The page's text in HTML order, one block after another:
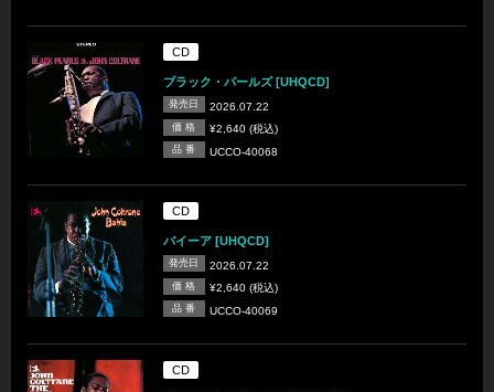
CD
ブラック・パールズ [UHQCD]
発売日 2026.07.22
価 格 ¥2,640 (税込)
品 番 UCCO-40068
CD
バイーア [UHQCD]
発売日 2026.07.22
価 格 ¥2,640 (税込)
品 番 UCCO-40069
CD